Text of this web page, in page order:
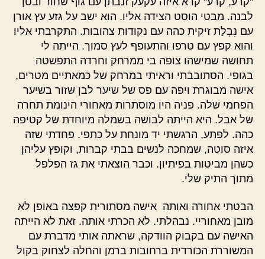
לבנה. מבטי הוסט הצידה אליו. הוא ישב על גזע עץ אורן
עם נִבְלַת זיקית כהה עם נקודות צהובות. התקרבתי אליו
והוא קפץ עם טרפו והתעופף לעץ סמוך. הייתה לי
תחושה שמישהו צופה בי ממרחק וחרדה התפשטה
בגופי. הסתובבתי וראיתי במרחק של כמאתיים מטרים,
אישה מבוגרת ויפה עם פס של שיער לבן שזור בשיער
הפחמי שלה. פניה היו מוסתרות מאחורי הינומת תחרה
של אבל. היא הייתה לבושה בשמלה מיוחדת של קטיפה
כהה. לפתע, הרגשתי יד מונחת על כתפי. פחדתי שזה
איזה סוטה, שמחכה לנשים בבתי קברות, וקופץ עליהן
כשהן מביטות בפיתיון. וכבר הוצאתי את גז הפלפל
מתוך התיק שלי.
הבטתי אחורה ואותה אישה מסתורית קפצה באופן לא
מובן מאחוריי. נבהלתי. לא הכרתי אותה. זאת לא הייתה
האישה עם בקבוק הוודקה, שראתה אותי מדברת עם
המשוררת הכורדית ברחובות ברמן והחלה לצחוק בקול